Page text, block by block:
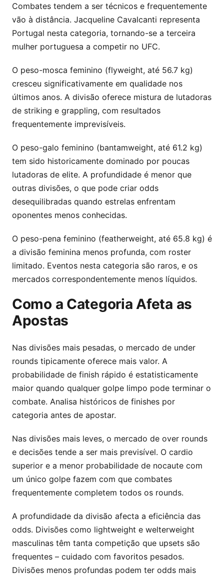
Combates tendem a ser técnicos e frequentemente
vão à distância. Jacqueline Cavalcanti representa
Portugal nesta categoria, tornando-se a terceira
mulher portuguesa a competir no UFC.
O peso-mosca feminino (flyweight, até 56.7 kg)
cresceu significativamente em qualidade nos
últimos anos. A divisão oferece mistura de lutadoras
de striking e grappling, com resultados
frequentemente imprevisíveis.
O peso-galo feminino (bantamweight, até 61.2 kg)
tem sido historicamente dominado por poucas
lutadoras de elite. A profundidade é menor que
outras divisões, o que pode criar odds
desequilibradas quando estrelas enfrentam
oponentes menos conhecidas.
O peso-pena feminino (featherweight, até 65.8 kg) é
a divisão feminina menos profunda, com roster
limitado. Eventos nesta categoria são raros, e os
mercados correspondentemente menos líquidos.
Como a Categoria Afeta as
Apostas
Nas divisões mais pesadas, o mercado de under
rounds tipicamente oferece mais valor. A
probabilidade de finish rápido é estatisticamente
maior quando qualquer golpe limpo pode terminar o
combate. Analisa históricos de finishes por
categoria antes de apostar.
Nas divisões mais leves, o mercado de over rounds
e decisões tende a ser mais previsível. O cardio
superior e a menor probabilidade de nocaute com
um único golpe fazem com que combates
frequentemente completem todos os rounds.
A profundidade da divisão afecta a eficiência das
odds. Divisões como lightweight e welterweight
masculinas têm tanta competição que upsets são
frequentes – cuidado com favoritos pesados.
Divisões menos profundas podem ter odds mais